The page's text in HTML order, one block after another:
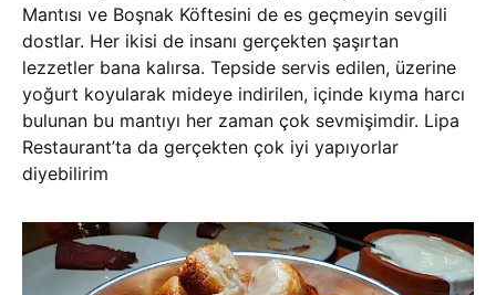
Mantısı ve Boşnak Köftesini de es geçmeyin sevgili
dostlar. Her ikisi de insanı gerçekten şaşırtan
lezzetler bana kalırsa. Tepside servis edilen, üzerine
yoğurt koyularak mideye indirilen, içinde kıyma harcı
bulunan bu mantıyı her zaman çok sevmişimdir. Lipa
Restaurant’ta da gerçekten çok iyi yapıyorlar
diyebilirim